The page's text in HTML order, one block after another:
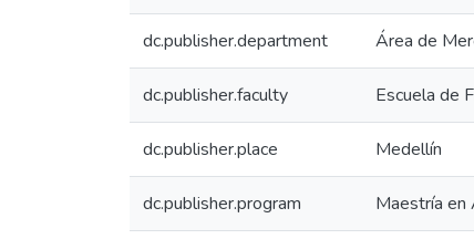
dc.publisher.department Área de
dc.publisher.faculty Escuela de
dc.publisher.place Medellín
dc.publisher.program Maestría en